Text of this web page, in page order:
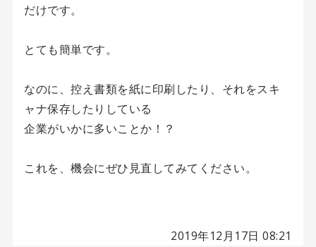
だけです。
とても簡単です。
なのに、控え書類を紙に印刷したり、それをスキ
ャナ保存したりしている
企業がいかに多いことか！？
これを、機会にぜひ見直してみてください。
2019年12月17日 08:21